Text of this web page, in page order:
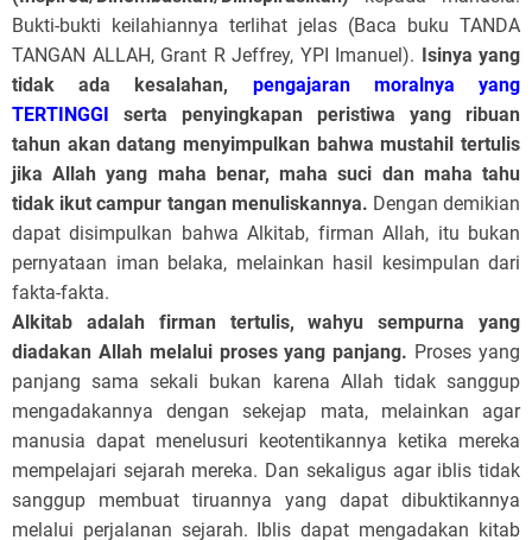
Bukti-bukti keilahiannya terlihat jelas (Baca buku TANDA
TANGAN ALLAH, Grant R Jeffrey, YPI Imanuel). Isinya yang
tidak ada kesalahan, pengajaran moralnya yang
TERTINGGI serta penyingkapan peristiwa yang ribuan
tahun akan datang menyimpulkan bahwa mustahil tertulis
jika Allah yang maha benar, maha suci dan maha tahu
tidak ikut campur tangan menuliskannya. Dengan demikian
dapat disimpulkan bahwa Alkitab, firman Allah, itu bukan
pernyataan iman belaka, melainkan hasil kesimpulan dari
fakta-fakta.
Alkitab adalah firman tertulis, wahyu sempurna yang
diadakan Allah melalui proses yang panjang. Proses yang
panjang sama sekali bukan karena Allah tidak sanggup
mengadakannya dengan sekejap mata, melainkan agar
manusia dapat menelusuri keotentikannya ketika mereka
mempelajari sejarah mereka. Dan sekaligus agar iblis tidak
sanggup membuat tiruannya yang dapat dibuktikannya
melalui perjalanan sejarah. Iblis dapat mengadakan kitab